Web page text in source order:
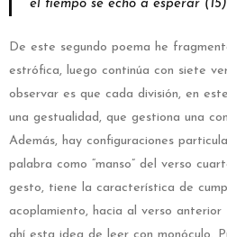
el tiempo se echó a esperar (15)
De este segundo poema he
estrófica, luego continúa con siete
observar es que cada división, en
una gestualidad, que gestiona una
Además, hay configuraciones
palabra como “manso” del verso
gesto, tiene la característica de
acoplamiento, hacia al verso